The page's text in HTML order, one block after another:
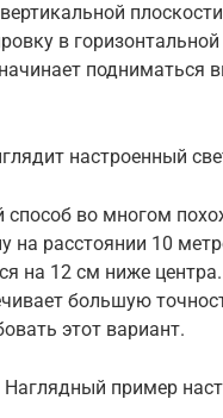
в
подниматься
настроенный
способ во многом
на расстоянии 10
на 12 см ниже
большую
этот вариант.
пример